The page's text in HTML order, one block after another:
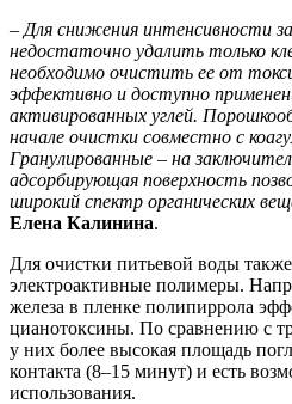
– Для снижения интенсивности
недостаточно удалить только
необходимо очистить ее от
эффективно и доступно
активированных углей.
начале очистки совместно с
Гранулированные – на
адсорбирующая поверхность
широкий спектр органических
Елена Калинина.
Для очистки питьевой воды
электроактивные полимеры.
железа в пленке полипиррола
цианотоксины. По сравнению с
у них более высокая площадь
контакта (8–15 минут) и есть
использования.